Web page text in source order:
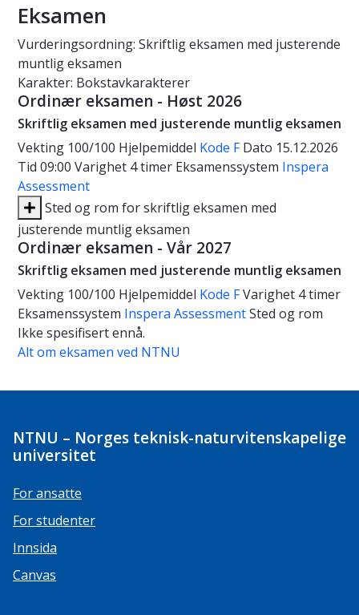
Eksamen
Vurderingsordning: Skriftlig eksamen med justerende
muntlig eksamen
Karakter: Bokstavkarakterer
Ordinær eksamen - Høst 2026
Skriftlig eksamen med justerende muntlig eksamen
Vekting 100/100 Hjelpemiddel Kode F Dato 15.12.2026
Tid 09:00 Varighet 4 timer Eksamenssystem Inspera
Assessment
Sted og rom for skriftlig eksamen med
justerende muntlig eksamen
Ordinær eksamen - Vår 2027
Skriftlig eksamen med justerende muntlig eksamen
Vekting 100/100 Hjelpemiddel Kode FVarighet 4 timer
Eksamenssystem Inspera AssessmentSted og rom
Ikke spesifisert ennå.
Alt om eksamen ved NTNU
NTNU – Norges teknisk-naturvitenskapelige
universitet
For ansatte
For studenter
Innsida
Canvas